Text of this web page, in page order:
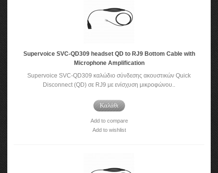
Supervoice SVC-QD309 headset QD to RJ9 Bottom Cable with
Microphone Amplification
Supervoice SVC-QD309 καλώδιο σύνδεσης ακουστικών Quick
Disconnect (QD) σε RJ9 με ενίσχυση μικροφώνου..
Καλάθι
Add to compare
Add to wishlist